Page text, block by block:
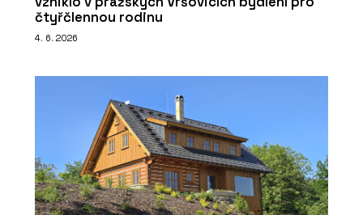
čtyřčlennou rodinu
4. 6. 2026